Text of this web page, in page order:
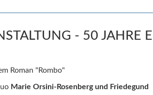
- 50 JAHRE
Roman "Rombo"
Marie Orsini-Rosenberg und Friedegund